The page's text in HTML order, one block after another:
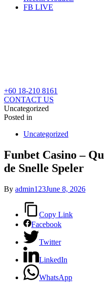
FB LIVE
+60 18-210 8161
CONTACT US
Uncategorized
Posted in
Uncategorized
Funbet Casino –
de Snelle Speler
By admin123June 8, 2026
Copy Link
Facebook
Twitter
LinkedIn
WhatsApp